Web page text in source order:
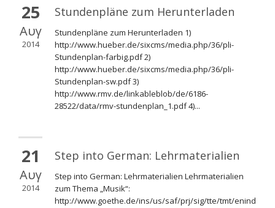
25
Αυγ
2014
Stundenpläne zum Herunterladen
Stundenpläne zum Herunterladen 1)
http://www.hueber.de/sixcms/media.php/36/pli-
Stundenplan-farbig.pdf 2)
http://www.hueber.de/sixcms/media.php/36/pli-
Stundenplan-sw.pdf 3)
http://www.rmv.de/linkableblob/de/6186-
28522/data/rmv-stundenplan_1.pdf 4)...
21
Αυγ
2014
Step into German: Lehrmaterialien
Step into German: Lehrmaterialien Lehrmaterialien
zum Thema „Musik“:
http://www.goethe.de/ins/us/saf/prj/sig/tte/tmt/